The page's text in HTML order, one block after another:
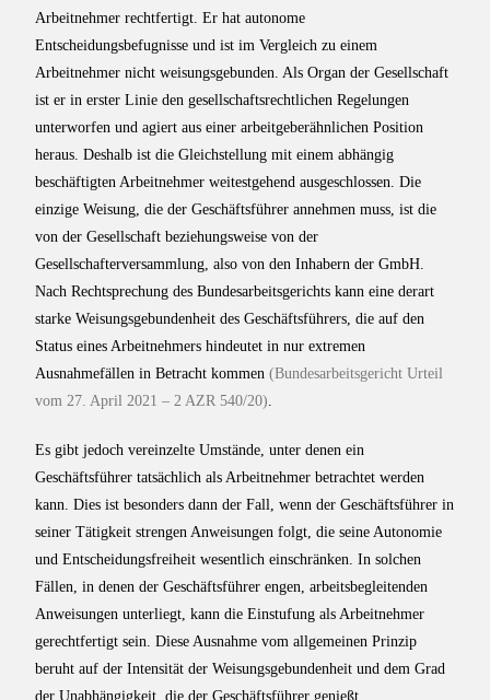
Arbeitnehmer rechtfertigt. Er hat autonome
Entscheidungsbefugnisse und ist im Vergleich zu einem
Arbeitnehmer nicht weisungsgebunden. Als Organ der Gesellschaft
ist er in erster Linie den gesellschaftsrechtlichen Regelungen
unterworfen und agiert aus einer arbeitgeberähnlichen Position
heraus. Deshalb ist die Gleichstellung mit einem abhängig
beschäftigten Arbeitnehmer weitestgehend ausgeschlossen. Die
einzige Weisung, die der Geschäftsführer annehmen muss, ist die
von der Gesellschaft beziehungsweise von der
Gesellschafterversammlung, also von den Inhabern der GmbH.
Nach Rechtsprechung des Bundesarbeitsgerichts kann eine derart
starke Weisungsgebundenheit des Geschäftsführers, die auf den
Status eines Arbeitnehmers hindeutet in nur extremen
Ausnahmefällen in Betracht kommen(Bundesarbeitsgericht Urteil
vom 27. April 2021 – 2 AZR 540/20).
Es gibt jedoch vereinzelte Umstände, unter denen ein
Geschäftsführer tatsächlich als Arbeitnehmer betrachtet werden
kann. Dies ist besonders dann der Fall, wenn der Geschäftsführer in
seiner Tätigkeit strengen Anweisungen folgt, die seine Autonomie
und Entscheidungsfreiheit wesentlich einschränken. In solchen
Fällen, in denen der Geschäftsführer engen, arbeitsbegleitenden
Anweisungen unterliegt, kann die Einstufung als Arbeitnehmer
gerechtfertigt sein. Diese Ausnahme vom allgemeinen Prinzip
beruht auf der Intensität der Weisungsgebundenheit und dem Grad
der Unabhängigkeit, die der Geschäftsführer genießt.